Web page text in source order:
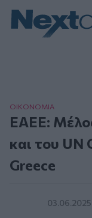
ΟΙΚΟΝΟΜΙΑ
ΕΑΕΕ:
και του
Greece
03.06.2025